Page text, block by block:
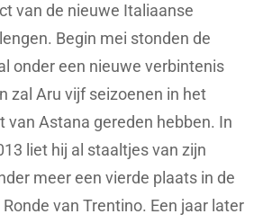
van de nieuwe Italiaanse
Begin mei stonden de
onder een nieuwe verbintenis
zal Aru vijf seizoenen in het
van Astana gereden hebben. In
liet hij al staaltjes van zijn
meer een vierde plaats in de
van Trentino. Een jaar later